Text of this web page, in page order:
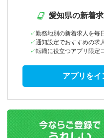
愛知県の新着
勤務地別の新着求人を毎
通知設定でおすすめの求
転職に役立つアプリ限定
アプリをイ